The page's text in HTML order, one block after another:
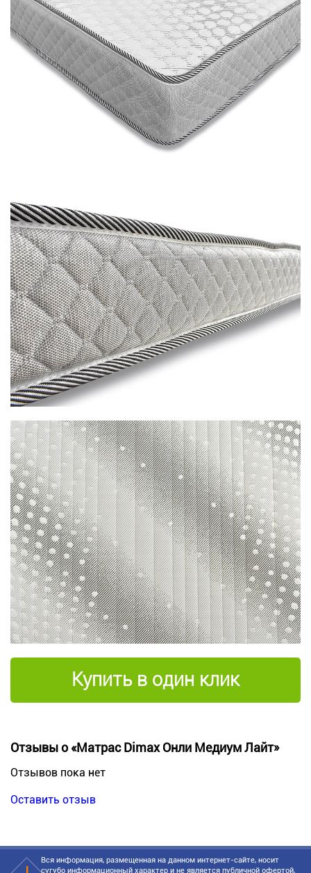
Купить в один клик
Отзывы о «Матрас Dimax Онли Медиум Лайт»
Отзывов пока нет
Оставить отзыв
Вся информация, размещенная на данном интернет-сайте, носит
сугубо информационный характер и не является публичной офертой,